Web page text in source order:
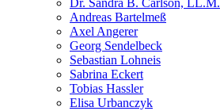
Dr. Sandra B. Carlson, LL.M.
Andreas Bartelmeß
Axel Angerer
Georg Sendelbeck
Sebastian Lohneis
Sabrina Eckert
Tobias Hassler
Elisa Urbanczyk